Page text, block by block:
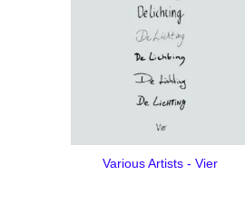
Various Artists - Vier